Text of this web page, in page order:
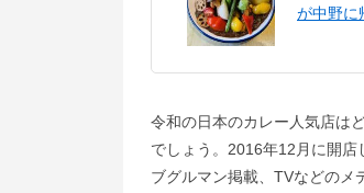
が中野に
令和の日本のカレー人気店は
でしょう。2016年12月に開
ブグルマン掲載、TVなどのメ